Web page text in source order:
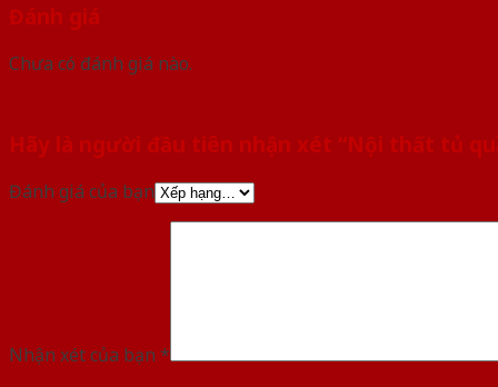
Đánh giá
Chưa có đánh giá nào.
Hãy là người đầu tiên nhận xét “Nội thất tủ
Đánh giá của bạn
Nhận xét của bạn *